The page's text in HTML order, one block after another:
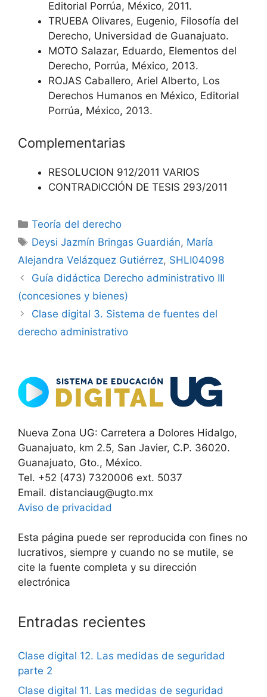
Editorial Porrúa, México, 2011.
TRUEBA Olivares, Eugenio, Filosofía del
Derecho, Universidad de Guanajuato.
MOTO Salazar, Eduardo, Elementos del
Derecho, Porrúa, México, 2013.
ROJAS Caballero, Ariel Alberto, Los
Derechos Humanos en México, Editorial
Porrúa, México, 2013.
Complementarias
RESOLUCION 912/2011 VARIOS
CONTRADICCIÓN DE TESIS 293/2011
Categorías
Teoría del derecho
Etiquetas
Deysi Jazmín Bringas Guardián, María
Alejandra Velázquez Gutiérrez, SHLI04098
Guía didáctica Derecho administrativo III
(concesiones y bienes)
Clase digital 3. Sistema de fuentes del
derecho administrativo
Nueva Zona UG: Carretera a Dolores Hidalgo,
Guanajuato, km 2.5, San Javier, C.P. 36020.
Guanajuato, Gto., México.
Tel. +52 (473) 7320006 ext. 5037
Email. distanciaug@ugto.mx
Aviso de privacidad
Esta página puede ser reproducida con fines no
lucrativos, siempre y cuando no se mutile, se
cite la fuente completa y su dirección
electrónica
Entradas recientes
Clase digital 12. Las medidas de seguridad
parte 2
Clase digital 11. Las medidas de seguridad